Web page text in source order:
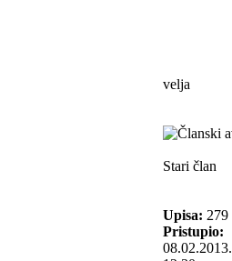
velja
Stari član
Upisa: 279
Pristupio:
08.02.2013.